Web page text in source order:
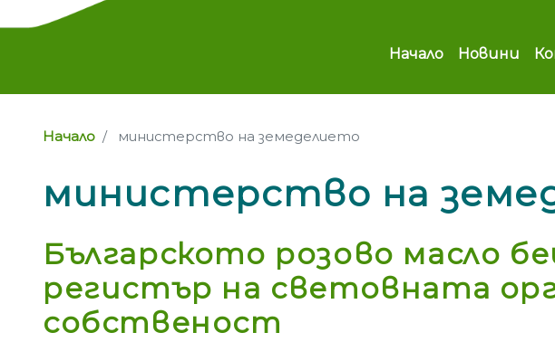
Main
Начало Новини
Начало министерство на земеделието
министерство на
Българското розово масло
регистър на световната
собственост